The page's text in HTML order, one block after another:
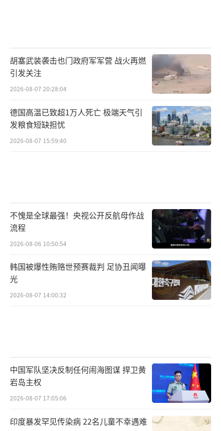
胡塞武装袭击也门政府军军营 战火再燃
引发关注
2026-08-07 20:28:04
德国高温已致超1万人死亡 极端天气引
发粮食短缺担忧
2026-08-07 15:59:40
不愧是全球最强！央视公开反航母作战
流程
2026-08-06 10:50:54
韩国被爆性贿赂世预赛裁判 足协丑闻曝
光
2026-08-07 14:00:32
中国军队坚决反制任何闹海图谋 捍卫黄
岩岛主权
2026-08-07 17:05:06
印度暴发罕见传染病 22名儿童不幸遇难